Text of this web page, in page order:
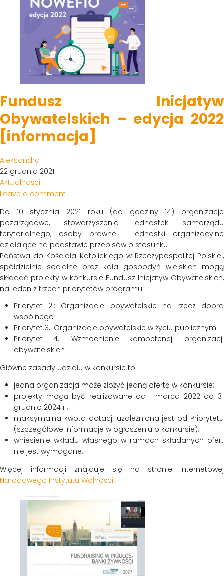
Fundusz Inicjatyw
Obywatelskich – edycja 2022
[informacja]
Aleksandra
22 grudnia 2021
Aktualności
Leave a comment
Do 10 stycznia 2021 roku (do godziny 14) organizacje
pozarządowe, stowarzyszenia jednostek samorządu
terytorialnego, osoby prawne i jednostki organizacyjne
działające na podstawie przepisów o stosunku
Państwa do Kościoła Katolickiego w Rzeczypospolitej Polskiej,
spółdzielnie socjalne oraz koła gospodyń wiejskich mogą
składać projekty w konkursie Fundusz Inicjatyw Obywatelskich,
na jeden z trzech priorytetów programu:
Priorytet 2.: Organizacje obywatelskie na rzecz dobra
wspólnego
Priorytet 3.: Organizacje obywatelskie w życiu publicznym
Priorytet 4.: Wzmocnienie kompetencji organizacji
obywatelskich
Główne zasady udziału w konkursie to:
jedna organizacja może złożyć jedną ofertę w konkursie;
projekty mogą być realizowane od 1 marca 2022 do 31
grudnia 2024 r.;
maksymalna kwota dotacji uzależniona jest od Priorytetu
(szczegółowe informacje w ogłoszeniu o konkursie);
wniesienie wkładu własnego w ramach składanych ofert
nie jest wymagane.
Więcej informacji znajduje się na stronie internetowej
Narodowego Instytutu Wolności.